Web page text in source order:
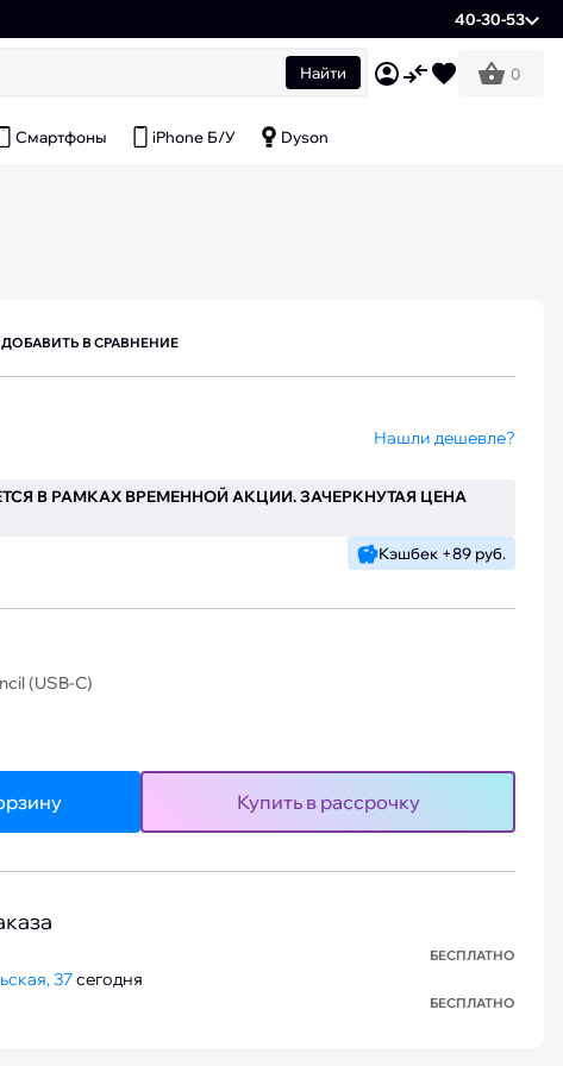
40-30-53
Найти 0
Смартфоны iPhone Б/У Dyson
ДОБАВИТЬ В СРАВНЕНИЕ
Нашли дешевле?
В РАМКАХ ВРЕМЕННОЙ АКЦИИ. ЗАЧЕРКНУТАЯ ЦЕНА
Кэшбек +89 руб.
(USB-C)
Купить в рассрочку
37сегодня
БЕСПЛАТНО
БЕСПЛАТНО